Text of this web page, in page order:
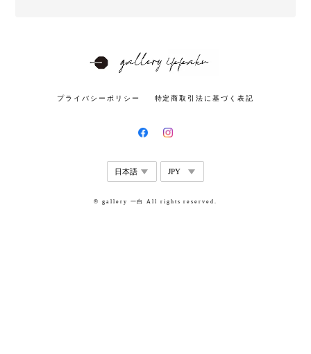
プライバシーポリシー 特定商取引法に基づく表記
© gallery 一白 All rights reserved.